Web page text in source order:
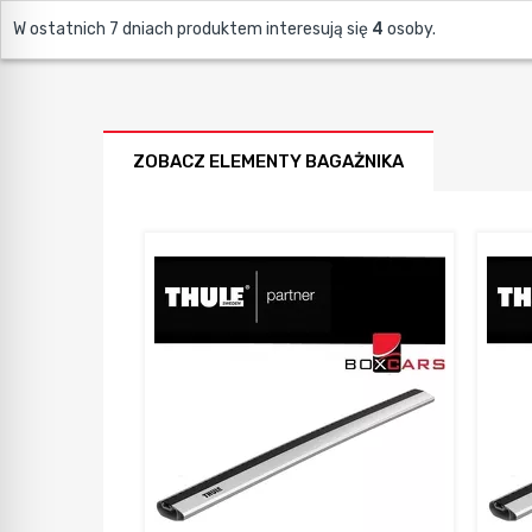
ZOBACZ ELEMENTY BAGAŻNIKA
W ostatnich 7 dniach produktem interesują się 4 osoby.